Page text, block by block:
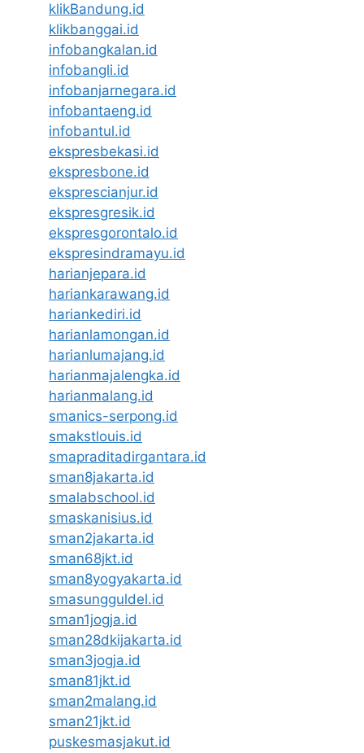
klikBandung.id
klikbanggai.id
infobangkalan.id
infobangli.id
infobanjarnegara.id
infobantaeng.id
infobantul.id
ekspresbekasi.id
ekspresbone.id
eksprescianjur.id
ekspresgresik.id
ekspresgorontalo.id
ekspresindramayu.id
harianjepara.id
hariankarawang.id
hariankediri.id
harianlamongan.id
harianlumajang.id
harianmajalengka.id
harianmalang.id
smanics-serpong.id
smakstlouis.id
smapraditadirgantara.id
sman8jakarta.id
smalabschool.id
smaskanisius.id
sman2jakarta.id
sman68jkt.id
sman8yogyakarta.id
smasungguldel.id
sman1jogja.id
sman28dkijakarta.id
sman3jogja.id
sman81jkt.id
sman2malang.id
sman21jkt.id
puskesmasjakut.id